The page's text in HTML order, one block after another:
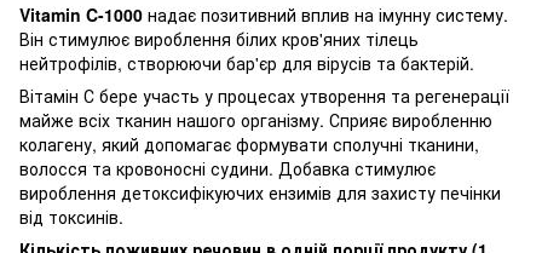
Vitamin C-1000 надає позитивний вплив на імунну систему.
Він стимулює вироблення білих кров'яних тілець
нейтрофілів, створюючи бар'єр для вірусів та бактерій.
Вітамін С бере участь у процесах утворення та регенерації
майже всіх тканин нашого організму. Сприяє виробленню
колагену, який допомагає формувати сполучні тканини,
волосся та кровоносні судини. Добавка стимулює
вироблення детоксифікуючих ензимів для захисту печінки
від токсинів.